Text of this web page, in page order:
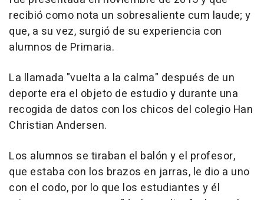
recibió como nota un sobresaliente cum laude; y
que, a su vez, surgió de su experiencia con
alumnos de Primaria.
La llamada "vuelta a la calma" después de un
deporte era el objeto de estudio y durante una
recogida de datos con los chicos del colegio Han
Christian Andersen.
Los alumnos se tiraban el balón y el profesor,
que estaba con los brazos en jarras, le dio a uno
con el codo, por lo que los estudiantes y él